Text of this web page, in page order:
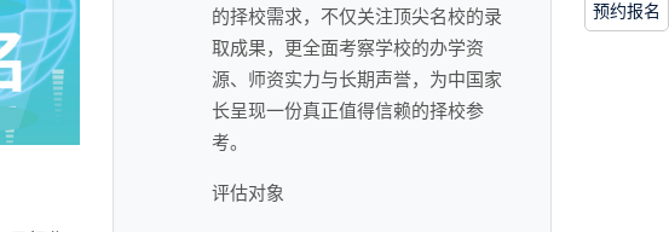
的择校需求，不仅关注顶尖名校的录
取成果，更全面考察学校的办学资
源、师资实力与长期声誉，为中国家
长呈现一份真正值得信赖的择校参
考。
评估对象
预约报名